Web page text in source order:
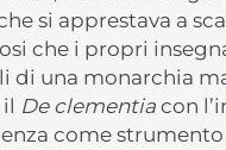
si apprestava a
che i propri
di una monarchia
De clementiacon
come